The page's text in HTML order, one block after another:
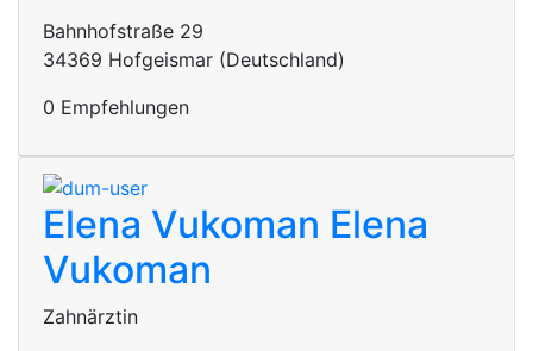
Bahnhofstraße 29
34369 Hofgeismar (Deutschland)
0 Empfehlungen
Elena Vukoman Elena
Vukoman
Zahnärztin